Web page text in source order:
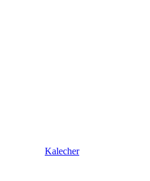
Kalecher